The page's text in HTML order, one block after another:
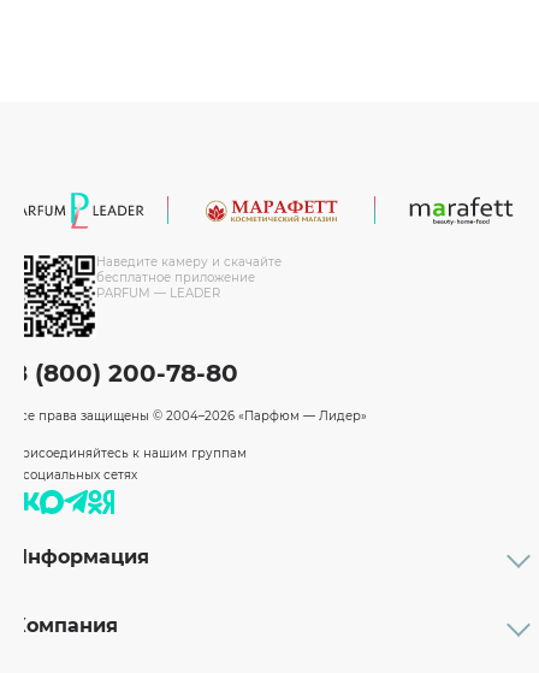
Наведите камеру и скачайте
бесплатное приложение
PARFUM — LEADER
8 (800) 200-78-80
Все права защищены © 2004–2026 «Парфюм — Лидер»
Присоединяйтесь к нашим группам
в социальных сетях
Информация
Бренды
Компания